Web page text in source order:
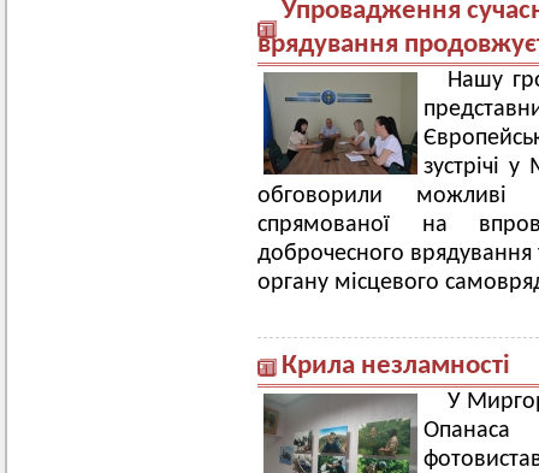
Упровадження
врядування
Нашу
зустрічі
обговорили можливі
спрямованої на
доброчесного врядування
органу місцевого
Крила незламності
У
Опанаса